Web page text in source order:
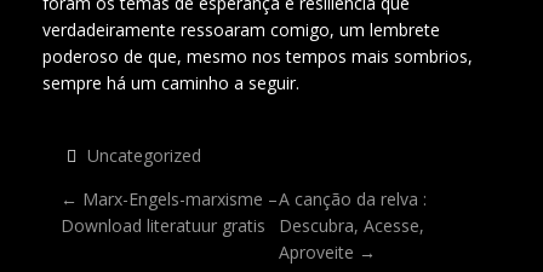
verdadeiramente ressoaram comigo, um lembrete
poderoso de que, mesmo nos tempos mais sombrios,
sempre há um caminho a seguir.
Uncategorized
P
← Marx-Engels-marxisme –
Download literatuur gratis
A canção da relva :
Descubra, Acesse,
Aproveite →